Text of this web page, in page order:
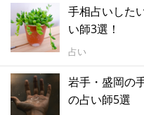
手相占いした
い師3選！
占い
岩手・盛岡の
の占い師5選